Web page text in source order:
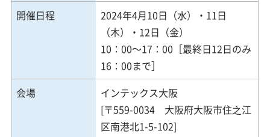
開催日程
2024年4月10日（水）・11日
（木）・12日（金）
10：00～17：00［最終日12日のみ
16：00まで］
会場
インテックス大阪
[〒559-0034 大阪府大阪市住之江
区南港北1-5-102]